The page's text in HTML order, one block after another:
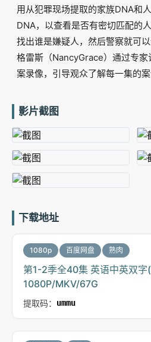
用从犯罪现场提取的家族DNA和
DNA，以查看是否有密切匹配的
找出谁是嫌疑人，然后警察就可
格雷斯（NancyGrace）通过专
案录像，引导观众了解每一集的案
影片截图
下载地址
1080p 百度网盘 熟肉
第1-2季全40集 英语中英双字
1080P/MKV/67G
提取码： ummu